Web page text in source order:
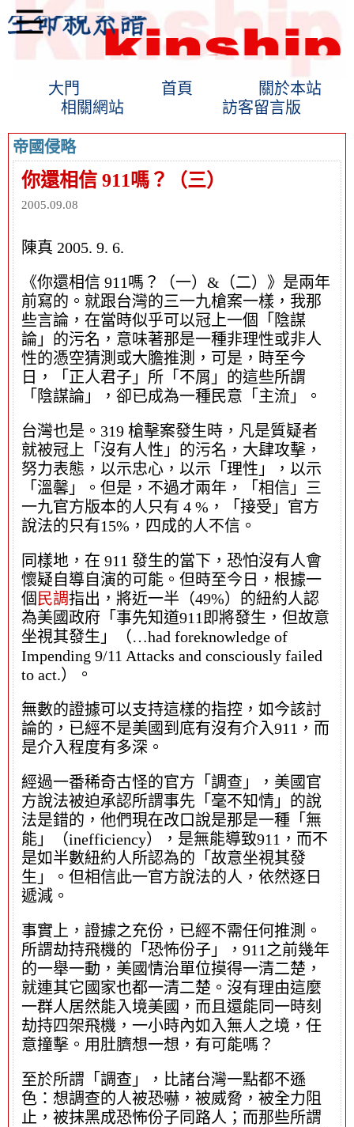
大門 首頁
關於本站
相關網站
訪客留言版
帝國侵略
你還相信 911嗎？（三）
2005.09.08
陳真 2005. 9. 6.
《你還相信 911嗎？（一）&（二）》是兩年
前寫的。就跟台灣的三一九槍案一樣，我那
些言論，在當時似乎可以冠上一個「陰謀
論」的污名，意味著那是一種非理性或非人
性的憑空猜測或大膽推測，可是，時至今
日，「正人君子」所「不屑」的這些所謂
「陰謀論」，卻已成為一種民意「主流」。
台灣也是。319 槍擊案發生時，凡是質疑者
就被冠上「沒有人性」的污名，大肆攻擊，
努力表態，以示忠心，以示「理性」，以示
「溫馨」。但是，不過才兩年，「相信」三
一九官方版本的人只有 4 %，「接受」官方
說法的只有15%，四成的人不信。
同樣地，在 911 發生的當下，恐怕沒有人會
懷疑自導自演的可能。但時至今日，根據一
個 民調指出，將近一半（49%）的紐約人認
為美國政府「事先知道911即將發生，但故意
坐視其發生」（…had foreknowledge of
Impending 9/11 Attacks and consciously failed
to act.）。
無數的證據可以支持這樣的指控，如今該討
論的，已經不是美國到底有沒有介入911，而
是介入程度有多深。
經過一番稀奇古怪的官方「調查」，美國官
方說法被迫承認所謂事先「毫不知情」的說
法是錯的，他們現在改口說是那是一種「無
能」（inefficiency），是無能導致911，而不
是如半數紐約人所認為的「故意坐視其發
生」。但相信此一官方說法的人，依然逐日
遞減。
事實上，證據之充份，已經不需任何推測。
所謂劫持飛機的「恐怖份子」，911之前幾年
的一舉一動，美國情治單位摸得一清二楚，
就連其它國家也都一清二楚。沒有理由這麼
一群人居然能入境美國，而且還能同一時刻
劫持四架飛機，一小時內如入無人之境，任
意撞擊。用肚臍想一想，有可能嗎？
至於所謂「調查」，比諸台灣一點都不遜
色：想調查的人被恐嚇，被威脅，被全力阻
止，被抹黑成恐怖份子同路人；而那些所謂